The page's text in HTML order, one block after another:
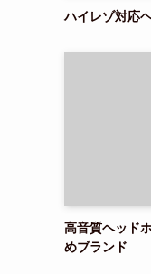
ハイレゾ対応
高音質ヘッド
めブランド